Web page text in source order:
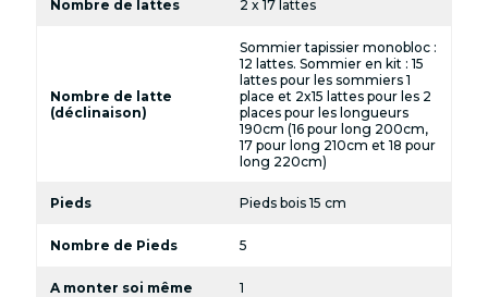
Nombre de lattes 2 x 17 lattes
Nombre de latte
(déclinaison)
Sommier tapissier monobloc :
12 lattes. Sommier en kit : 15
lattes pour les sommiers 1
place et 2x15 lattes pour les 2
places pour les longueurs
190cm (16 pour long 200cm,
17 pour long 210cm et 18 pour
long 220cm)
Pieds Pieds bois 15 cm
Nombre de Pieds 5
A monter soi même 1